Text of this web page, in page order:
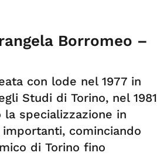
Borromeo –
con lode nel 1977 in
Studi di Torino, nel 1981
specializzazione in
cominciando
di Torino fino